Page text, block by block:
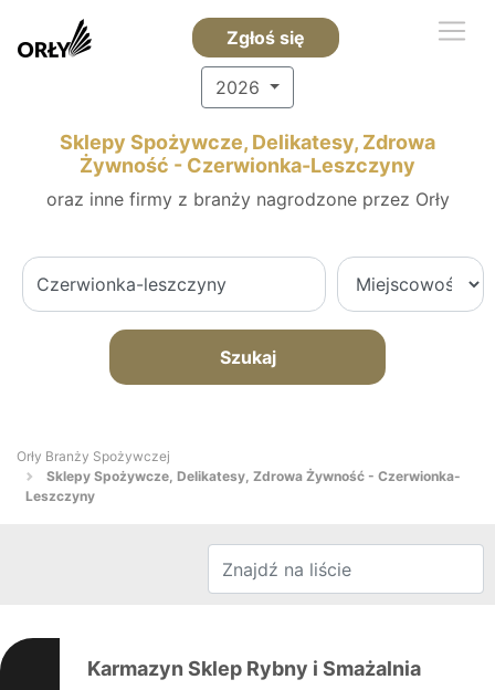
Zgłoś się
2026
Sklepy Spożywcze, Delikatesy, Zdrowa
Żywność - Czerwionka-Leszczyny
oraz inne firmy z branży nagrodzone przez Orły
Szukaj
Orły Branży Spożywczej
Sklepy Spożywcze, Delikatesy, Zdrowa Żywność - Czerwionka-
Leszczyny
Karmazyn Sklep Rybny i Smażalnia